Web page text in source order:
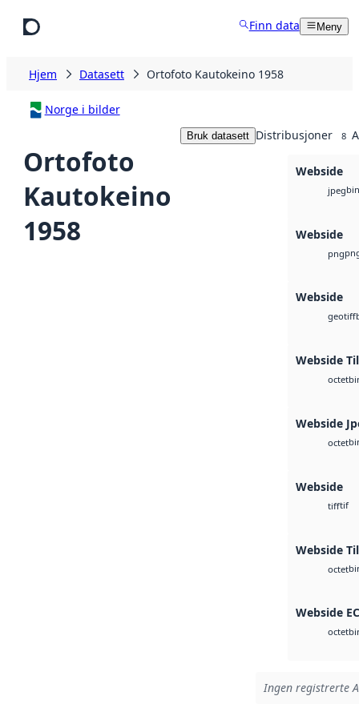
Finn data Meny
Hjem Datasett Ortofoto Kautokeino 1958
Norge i bilder
Ortofoto
Kautokeino
1958
Bruk datasett Distribusjoner 8
Webside
jpegbin
Webside
png
Webside
geotiff
Webside
octet
Webside
octet
Webside
tifftif
Webside
octet
Webside
octet
Ingen registrerte